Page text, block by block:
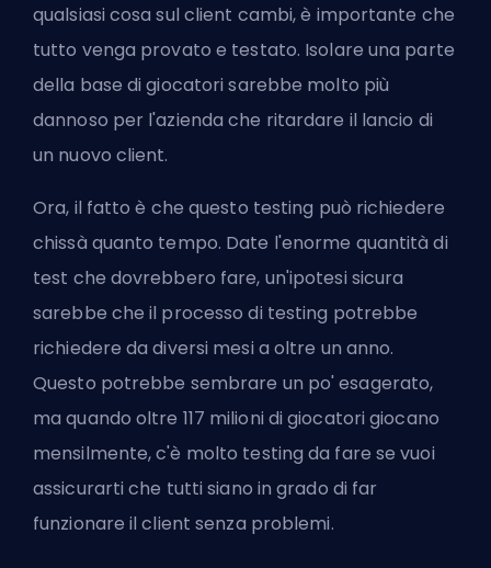
qualsiasi cosa sul client cambi, è importante che
tutto venga provato e testato. Isolare una parte
della base di giocatori sarebbe molto più
dannoso per l'azienda che ritardare il lancio di
un nuovo client.
Ora, il fatto è che questo testing può richiedere
chissà quanto tempo. Date l'enorme quantità di
test che dovrebbero fare, un'ipotesi sicura
sarebbe che il processo di testing potrebbe
richiedere da diversi mesi a oltre un anno.
Questo potrebbe sembrare un po' esagerato,
ma quando oltre 117 milioni di giocatori giocano
mensilmente, c'è molto testing da fare se vuoi
assicurarti che tutti siano in grado di far
funzionare il client senza problemi.